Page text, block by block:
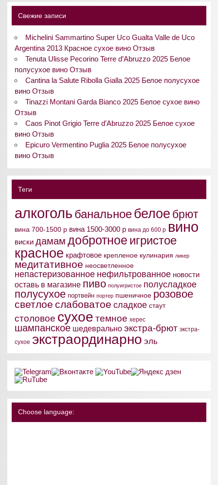
Свежие записи
Michelini Sammartino Super Uco Gualta Valle de Uco
Argentina 2013 Красное сухое вино Отзыв
Tenuta Ulisse Pecorino Terre d’Abruzzo 2025 Белое
полусухое вино Отзыв
Cantina la Salute Ribolla Gialla 2025 Белое полусухое
вино Отзыв
Tinazzi Montani Garda Bianco 2025 Белое сухое вино
Отзыв
Caos Pinot Grigio Terre d’Abruzzo 2025 Белое сухое
вино Отзыв
Epicuro Vermentino Puglia 2025 Белое полусухое
вино Отзыв
Теги
алкоголь банальноебелое брют
вина 700-1500 р вина 1500-3000 р вина до 600 р вино
виски дамам добротное игристое
красное крафтовое крепленое кулинария ликер
медитативное неосветленное
непастеризованное нефильтрованное новости
оставь в магазине пиво полуигристое полусладкое
полусухое портвейн портер пшеничное розовое
светлое слабоватое сладкое стаут
столовое сухое темное херес
шампанское шедеврально экстра-брют экстра-
сухое экстраординарно эль
Choose language: